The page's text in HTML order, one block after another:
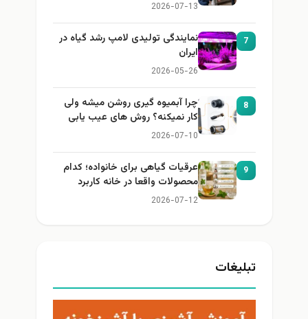
2026-07-13
7
نمایندگی تولیدی لامپ رشد گیاه در
ایران
2026-05-26
8
چرا آبمیوه گیری روشن میشه ولی
کار نمیکنه؟ روش های عیب یابی
2026-07-10
9
عرقیات گیاهی برای خانواده؛ کدام
محصولات واقعا در خانه کاربرد
دارند؟
2026-07-12
تبلیغات